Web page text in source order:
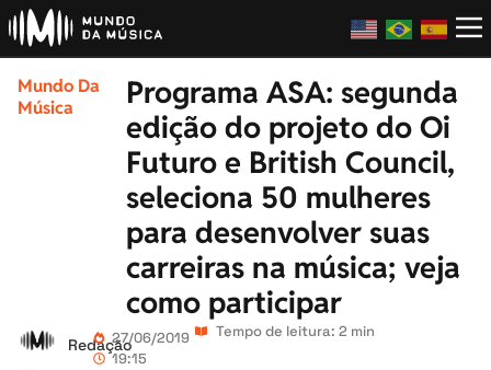
Mundo Da
Música
Programa ASA: segunda
edição do projeto do Oi
Futuro e British Council,
seleciona 50 mulheres
para desenvolver suas
carreiras na música; veja
como participar
Redação27/06/2019
19:15
Tempo de leitura: 2 min